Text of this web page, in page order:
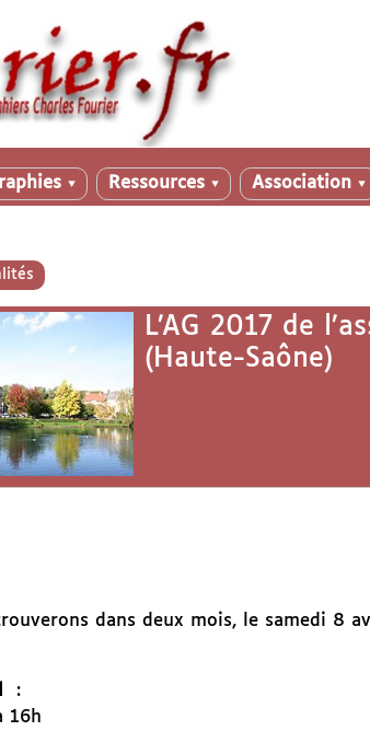
▼ Ressources ▼ Association ▼
L’AG 2017 de
(Haute-Saône)
dans deux mois, le samedi 8
:
16h